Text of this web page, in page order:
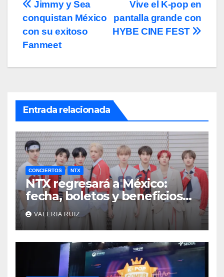
Navegación
de
entradas
Vive el K-pop en
pantalla grande con
HYBE CINE FEST
Jimmy y Sea
conquistan México
con su exitoso
Fanmeet
Entrada relacionada
CONCIERTOS NTX
NTX regresará a México:
fecha, boletos y beneficios
VIPVALERIA RUIZ